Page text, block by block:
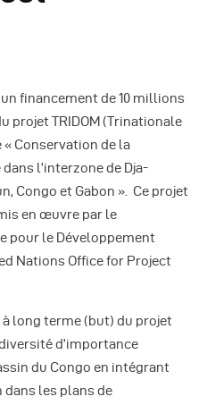
un financement de 10 millions
projet TRIDOM (Trinationale
Conservation de la
l’interzone de Dja-
Congo et Gabon ». Ce projet
en œuvre par le
pour le Développement
Nations Office for Project
à long terme (but) du projet
d’importance
du Congo en intégrant
les plans de